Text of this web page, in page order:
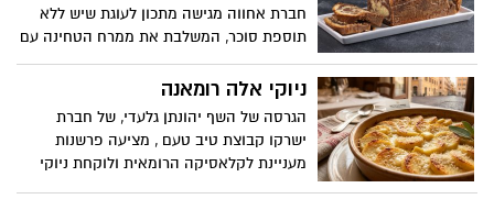
לנבחרות המשתתפות, וגם קינוח מתוק
באווירת כדורגל שישלים את החוויה.
מוצרי החשמל TEKA.
חברת אחווה מגישה מתכון לעוגת שיש ללא
תוספת סוכר, המשלבת את ממרח הטחינה עם
שוקולד ללא תוספת סוכר. הממרח מעניק
לעוגה טעם עשיר ומפנק, לצד מרקם רך
צריכת הסוכר מבלי להתפשר על הטעם.
העוגה קלה להכנה ונהדרת לאירוח ולמנת
ביניים מתוקה לכל המשפחה.
ניוקי אלה רומאנה
הגרסה של השף יהונתן גלעדי, של חברת
ישרקו קבוצת טיב טעם , מציעה פרשנות
מעניינת לקלאסיקה הרומאית ולוקחת ניוקי